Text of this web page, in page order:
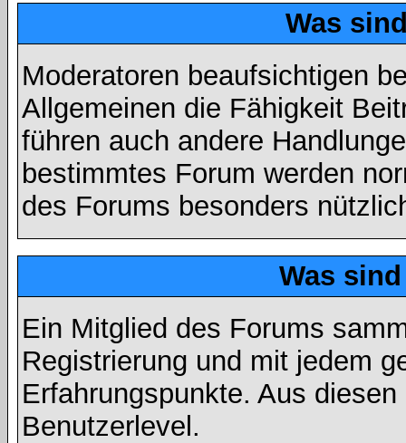
Was
Moderatoren beaufsichtigen
Allgemeinen die Fähigkeit
führen auch andere
bestimmtes Forum werden
des Forums besonders
Was
Ein Mitglied des Forums
Registrierung und mit jedem
Erfahrungspunkte. Aus
Benutzerlevel.